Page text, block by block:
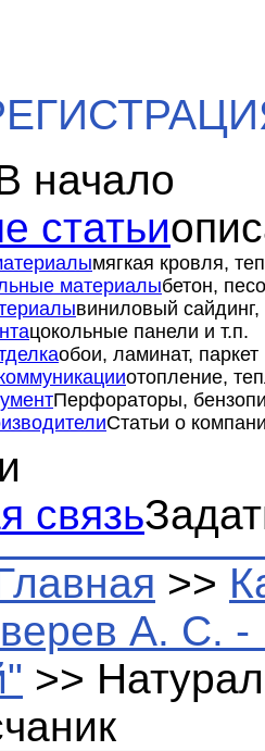
начало
статьи
мягкая кровля,
материалыбетон,
виниловый сайдинг,
цокольные панели и т.п.
обои, ламинат, паркет
отопление,
Перфораторы,
Статьи о
связь
>>
А. С. -
>>